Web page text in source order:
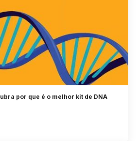
por que é o melhor kit de DNA